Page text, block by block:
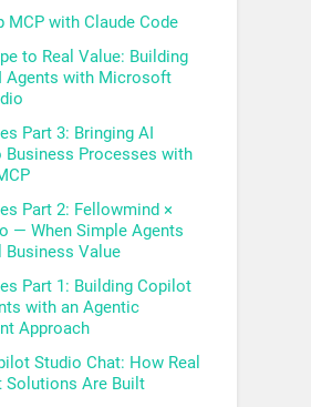
MCP with Claude Code
to Real Value: Building
Agents with Microsoft
Part 3: Bringing AI
Business Processes with
Part 2: Fellowmind ×
— When Simple Agents
Business Value
Part 1: Building Copilot
with an Agentic
Approach
Studio Chat: How Real
Solutions Are Built